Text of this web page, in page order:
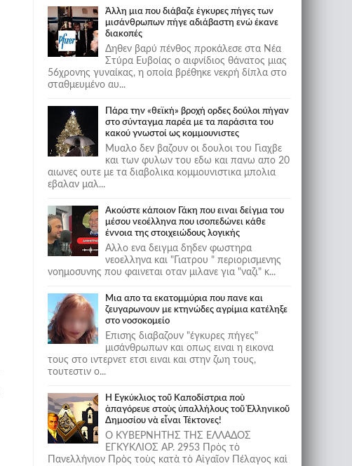
Άλλη μια που διάβαζε έγκυρες πήγες των
μισάνθρωπων πήγε αδιάβαστη ενώ έκανε
διακοπές
Δηθεν βαρύ πένθος προκάλεσε στα Νέα
Στύρα Ευβοίας ο αιφνίδιος θάνατος μιας
56χρονης γυναίκας, η οποία βρέθηκε νεκρή δίπλα στο
σταθμευμένο αυ...
Πάρα την «θεϊκή» βροχή ορδες δούλοι πήγαν
στο σύνταγμα παρέα με τα παράσιτα του
κακού γνωστοί ως κομμουνιστες
Μυαλο δεν βαζουν οι δουλοι του Γιαχβε
και των φυλων του εδω και πανω απο 20
αιωνες ουτε με τα διαβολικα κομμουνιστικα μπολια
εβαλαν μαλ...
Ακούστε κάποιον Γάκη που ειναι δείγμα του
μέσου νεοέλληνα που ισοπεδώνει κάθε
έννοια της στοιχειώδους λογικής
Αλλο ενα δειγμα δηδεν φωστηρα
νεοελληνα και "Γιατρου " περιορισμενης
νοημοσυνης που φαινεται οταν μιλανε για "ναζι" κ...
Μια απο τα εκατομμύρια που πανε και
ζευγαρωνουν με κτηνώδες αγρίμια κατέληξε
στο νοσοκομείο
Επισης διαβαζουν "έγκυρες πήγες"
μισάνθρωπων και οπως ειναι η εικονα
τους στο ιντερνετ ετσι ειναι και στην ζωη τους,
τουτεστιν ο...
Ἡ Ἐγκύκλιος τοῦ Καποδίστρια ποὺ
ἀπαγόρευε στοὺς ὑπαλλήλους τοῦ Ἑλληνικοῦ
Δημοσίου νὰ εἶναι Τέκτονες!
Ο ΚΥΒΕΡΝΗΤΗΣ ΤΗΣ ΕΛΛΑΔΟΣ
ΕΓΚΥΚΛΙΟΣ ΑΡ. 2953 Πρὸς τὸ
Πανελλήνιον Πρὸς τοὺς κατὰ τὸ Αἰγαῖον Πέλαγος καὶ